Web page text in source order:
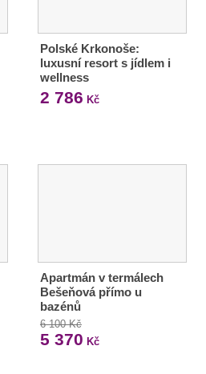
Polské Krkonoše:
luxusní resort s jídlem i
wellness
2 786 Kč
Apartmán v termálech
Bešeňová přímo u
bazénů
6 100 Kč
5 370 Kč